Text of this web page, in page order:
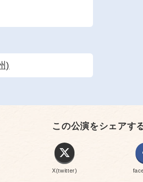
)
この公演をシェアす
X(twitter)